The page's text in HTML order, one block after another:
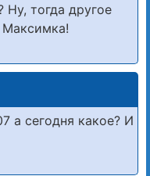
тогда другое
а сегодня какое? И